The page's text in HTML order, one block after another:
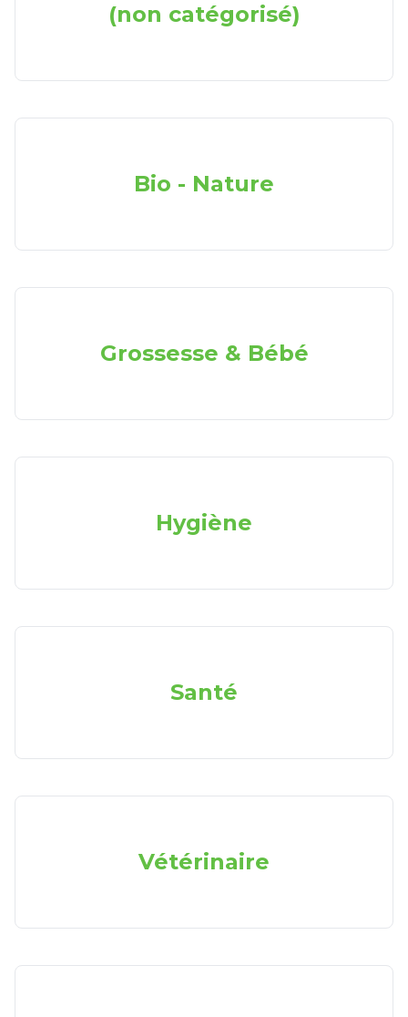
(non catégorisé)
Bio - Nature
Grossesse & Bébé
Hygiène
Santé
Vétérinaire